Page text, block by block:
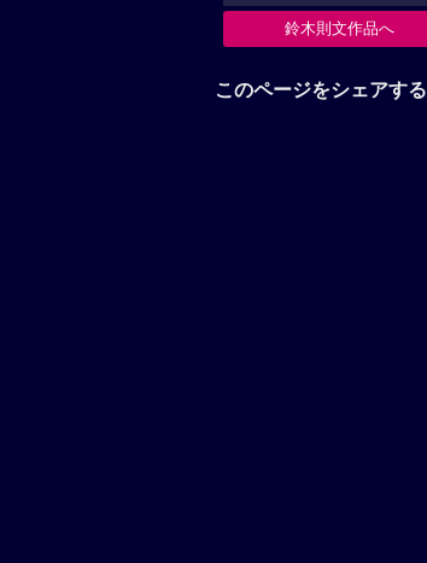
鈴木則文作品へ
このページをシェアする